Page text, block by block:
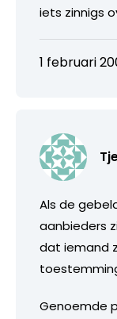
iets zinnigs
1 februari
Als de
aanbieders
dat iemand
Genoemde